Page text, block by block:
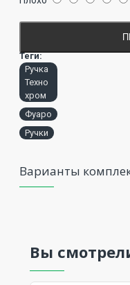
Теги:
Ручка
Техно
хром
Фуаро
Ручки
Варианты
Вы